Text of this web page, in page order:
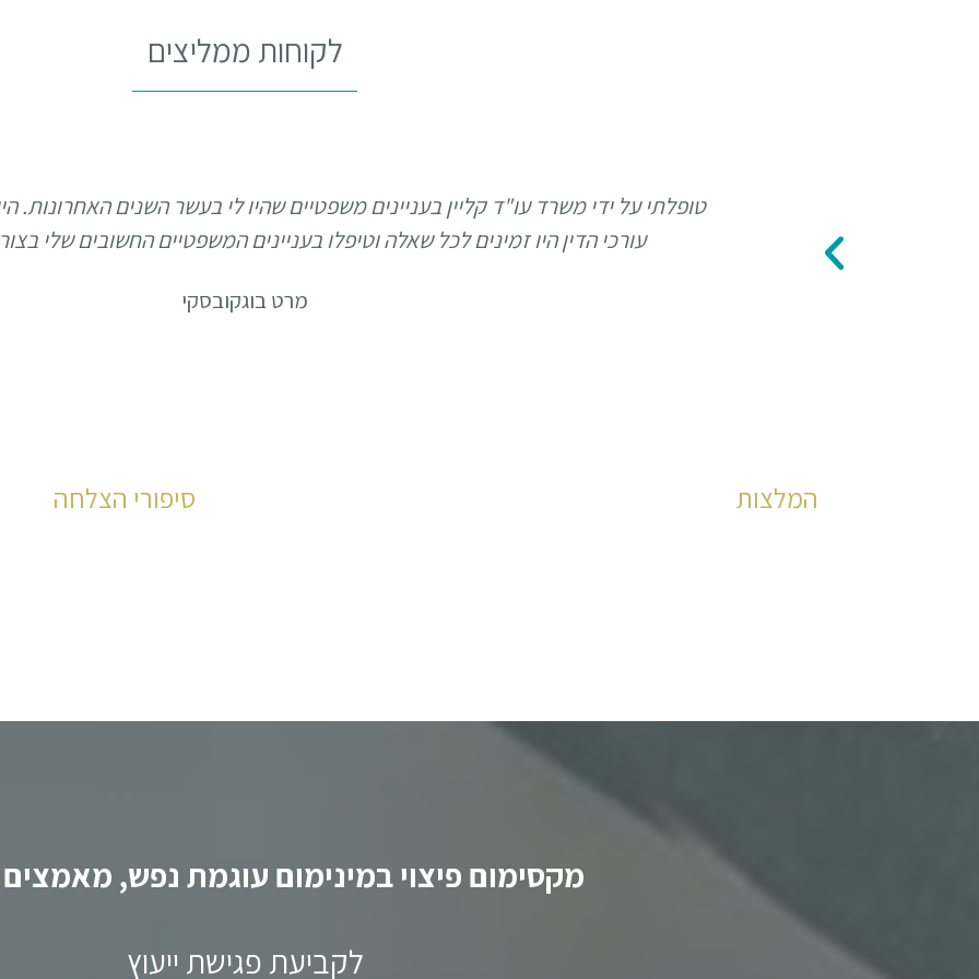
לקוחות ממליצים
טופלתי על ידי משרד עו"ד קליין בעניינים משפטיים שהיו לי בעשר השנים האחרונות.
עורכי הדין היו זמינים לכל שאלה וטיפלו בעניינים המשפטיים החשובים שלי
מרט בוגקובסקי
המלצות סיפורי הצלחה
מקסימום פיצוי במינימום עוגמת נפש, מאמצים
לקביעת פגישת ייעוץ